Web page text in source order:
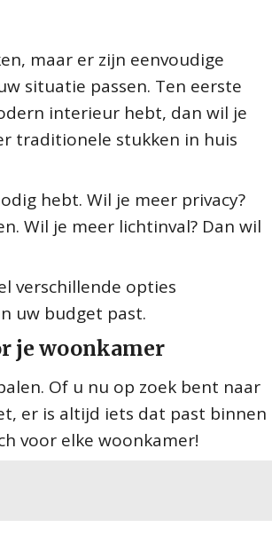
maar er zijn eenvoudige
situatie passen. Ten eerste
interieur hebt, dan wil je
traditionele stukken in huis
hebt. Wil je meer privacy?
Wil je meer lichtinval? Dan wil
verschillende opties
uw budget past.
je woonkamer
Of u nu op zoek bent naar
er is altijd iets dat past binnen
voor elke woonkamer!